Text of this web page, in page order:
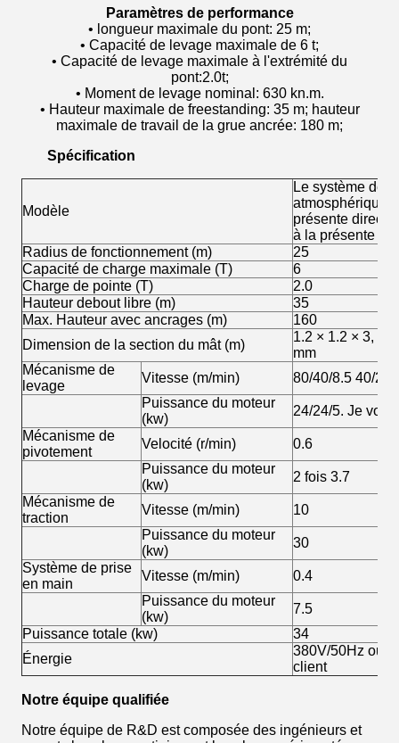
Paramètres de performance
• longueur maximale du pont: 25 m;
• Capacité de levage maximale de 6 t;
• Capacité de levage maximale à l'extrémité du
pont:2.0t;
• Moment de levage nominal: 630 kn.m.
• Hauteur maximale de freestanding: 35 m; hauteur
maximale de travail de la grue ancrée: 180 m;
Spécification
Modèle
Le système de
atmosphérique
présente
à la présente
Radius de fonctionnement (m)
25
Capacité de charge maximale (T)
6
Charge de pointe (T)
2.0
Hauteur debout libre (m)
35
Max. Hauteur avec ancrages (m)
160
Dimension de la section du mât (m)
1.2 × 1.2 × 3,
mm
Mécanisme de
levage
Vitesse (m/min)
80/40/8.5 40/
Puissance du moteur
(kw)
24/24/5. Je
Mécanisme de
pivotement
Velocité (r/min)
0.6
Puissance du moteur
(kw)
2 fois 3.7
Mécanisme de
traction
Vitesse (m/min)
10
Puissance du moteur
(kw)
30
Système de prise
en main
Vitesse (m/min)
0.4
Puissance du moteur
(kw)
7.5
Puissance totale (kw)
34
Énergie
380V/50Hz ou
client
Notre équipe qualifiée
Notre équipe de R&D est composée des ingénieurs et